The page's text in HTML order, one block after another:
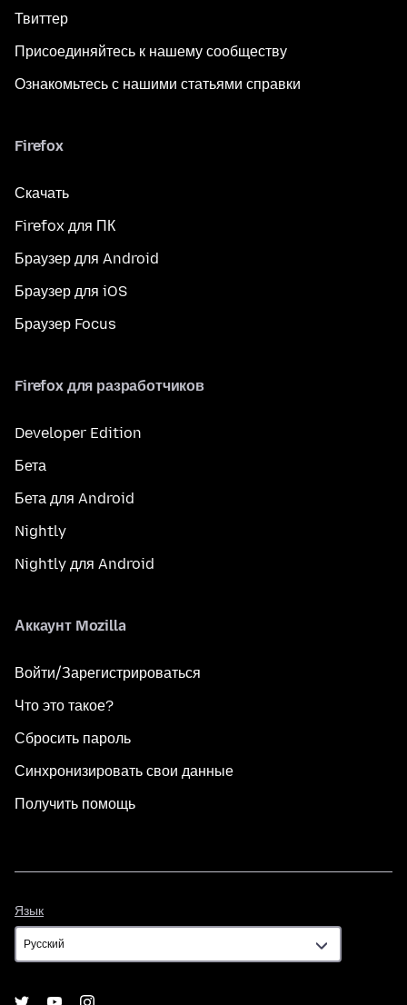
Твиттер
Присоединяйтесь к нашему сообществу
Ознакомьтесь с нашими статьями справки
Firefox
Скачать
Firefox для ПК
Браузер для Android
Браузер для iOS
Браузер Focus
Firefox для разработчиков
Developer Edition
Бета
Бета для Android
Nightly
Nightly для Android
Аккаунт Mozilla
Войти/Зарегистрироваться
Что это такое?
Сбросить пароль
Синхронизировать свои данные
Получить помощь
Язык